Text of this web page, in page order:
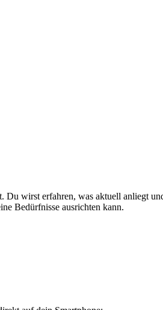
wirst erfahren, was aktuell anliegt
Bedürfnisse ausrichten kann.